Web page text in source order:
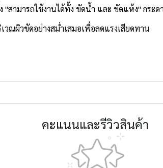
สามารถใช้งานได้ทั้ง ขัดน้ำ และ ขัดแห้ง" กระ
ณผิวขัดอย่างสมํ่าเสมอเพื่อลดแรงเสียดทาน
คะแนนและรีวิวสินค้า